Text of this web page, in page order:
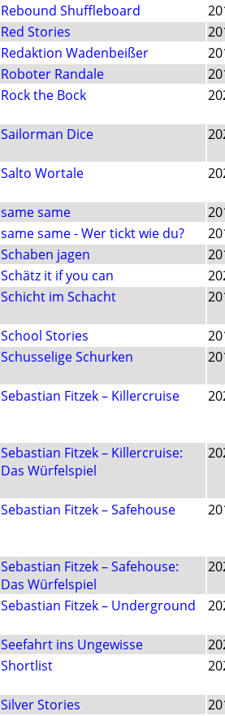
Rebound Shuffleboard
Red Stories
Redaktion Wadenbeißer
Roboter Randale
Rock the Bock
Sailorman Dice
Salto Wortale
same same
same same - Wer tickt wie du?
Schaben jagen
Schätz it if you can
Schicht im Schacht
School Stories
Schusselige Schurken
Sebastian Fitzek – Killercruise
Sebastian Fitzek – Killercruise:
Das Würfelspiel
Sebastian Fitzek – Safehouse
Sebastian Fitzek – Safehouse:
Das Würfelspiel
Sebastian Fitzek – Underground
Seefahrt ins Ungewisse
Shortlist
Silver Stories